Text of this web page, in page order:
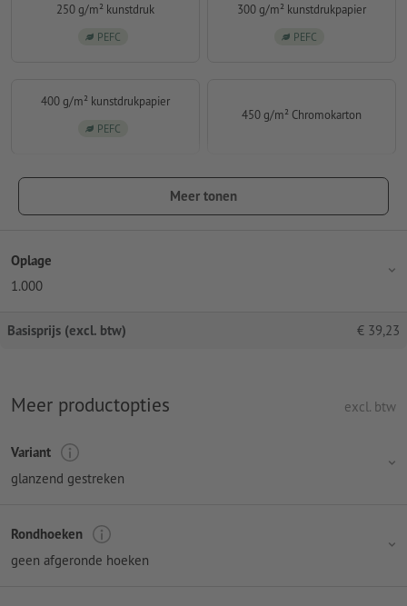
250 g/m² kunstdruk
PEFC
300 g/m² kunstdrukpapier
PEFC
400 g/m² kunstdrukpapier
PEFC
450 g/m² Chromokarton
Meer tonen
Oplage
1.000
Basisprijs (excl. btw) € 39,23
Meer productopties excl. btw
Variant
glanzend gestreken
Rondhoeken
geen afgeronde hoeken